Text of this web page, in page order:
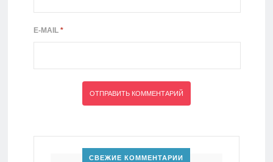
E-MAIL *
СВЕЖИЕ КОММЕНТАРИИ